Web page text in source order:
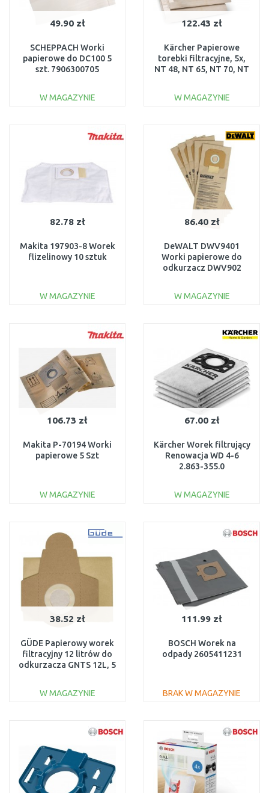
49.90 zł
SCHEPPACH Worki
papierowe do DC100 5
szt. 7906300705
W MAGAZYNIE
Do porównania
122.43 zł
Kärcher Papierowe
torebki filtracyjne, 5x,
NT 48, NT 65, NT 70, NT
W MAGAZYNIE
Do porównania
82.78 zł
Makita 197903-8 Worek
flizelinowy 10 sztuk
W MAGAZYNIE
Do porównania
86.40 zł
DeWALT DWV9401
Worki papierowe do
odkurzacz DWV902
W MAGAZYNIE
Do porównania
106.73 zł
Makita P-70194 Worki
papierowe 5 Szt
W MAGAZYNIE
Do porównania
67.00 zł
Kärcher Worek filtrujący
Renowacja WD 4-6
2.863-355.0
W MAGAZYNIE
Do porównania
38.52 zł
GÜDE Papierowy worek
filtracyjny 12 litrów do
odkurzacza GNTS 12L, 5
W MAGAZYNIE
Do porównania
111.99 zł
BOSCH Worek na
odpady 2605411231
BRAK W MAGAZYNIE
Do porównania